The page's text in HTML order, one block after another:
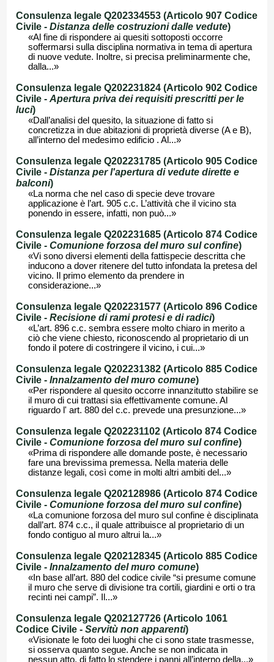
Consulenza legale Q202334553 (Articolo 907 Codice
Civile - Distanza delle costruzioni dalle vedute)
«Al fine di rispondere ai quesiti sottoposti occorre
soffermarsi sulla disciplina normativa in tema di apertura
di nuove vedute. Inoltre, si precisa preliminarmente che,
dalla...»
Consulenza legale Q202231824 (Articolo 902 Codice
Civile - Apertura priva dei requisiti prescritti per le
luci)
«Dall’analisi del quesito, la situazione di fatto si
concretizza in due abitazioni di proprietà diverse (A e B),
all’interno del medesimo edificio . Al...»
Consulenza legale Q202231785 (Articolo 905 Codice
Civile - Distanza per l'apertura di vedute dirette e
balconi)
«La norma che nel caso di specie deve trovare
applicazione è l’art. 905 c.c. L’attività che il vicino sta
ponendo in essere, infatti, non può...»
Consulenza legale Q202231685 (Articolo 874 Codice
Civile - Comunione forzosa del muro sul confine)
«Vi sono diversi elementi della fattispecie descritta che
inducono a dover ritenere del tutto infondata la pretesa del
vicino. Il primo elemento da prendere in
considerazione...»
Consulenza legale Q202231577 (Articolo 896 Codice
Civile - Recisione di rami protesi e di radici)
«L’art. 896 c.c. sembra essere molto chiaro in merito a
ciò che viene chiesto, riconoscendo al proprietario di un
fondo il potere di costringere il vicino, i cui...»
Consulenza legale Q202231382 (Articolo 885 Codice
Civile - Innalzamento del muro comune)
«Per rispondere al quesito occorre innanzitutto stabilire se
il muro di cui trattasi sia effettivamente comune. Al
riguardo l' art. 880 del c.c. prevede una presunzione...»
Consulenza legale Q202231102 (Articolo 874 Codice
Civile - Comunione forzosa del muro sul confine)
«Prima di rispondere alle domande poste, è necessario
fare una brevissima premessa. Nella materia delle
distanze legali, così come in molti altri ambiti del...»
Consulenza legale Q202128986 (Articolo 874 Codice
Civile - Comunione forzosa del muro sul confine)
«La comunione forzosa del muro sul confine è disciplinata
dall’art. 874 c.c., il quale attribuisce al proprietario di un
fondo contiguo al muro altrui la...»
Consulenza legale Q202128345 (Articolo 885 Codice
Civile - Innalzamento del muro comune)
«In base all’art. 880 del codice civile “si presume comune
il muro che serve di divisione tra cortili, giardini e orti o tra
recinti nei campi”. Il...»
Consulenza legale Q202127726 (Articolo 1061
Codice Civile - Servitù non apparenti)
«Visionate le foto dei luoghi che ci sono state trasmesse,
si osserva quanto segue. Anche se non indicata in
nessun atto, di fatto lo stendere i panni all’interno della...»